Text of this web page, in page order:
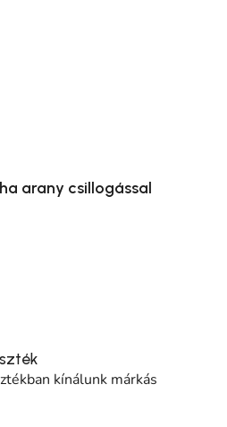
arany csillogással
kínálunk márkás